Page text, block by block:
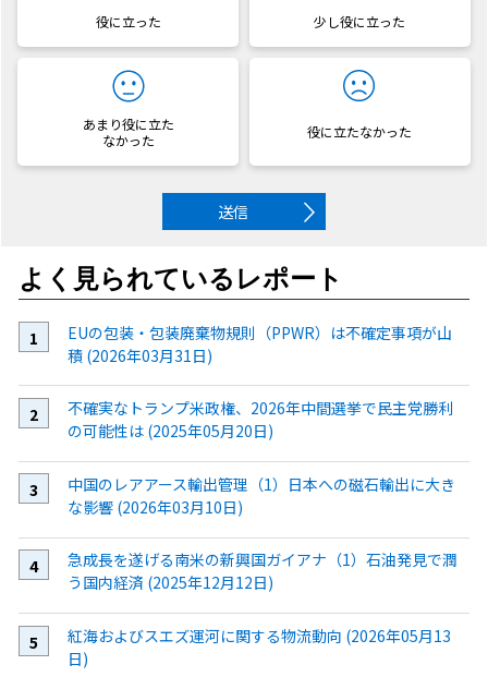
役に立った 少し役に立った
あまり役に立た
なかった
役に立たなかった
送信
よく見られているレポート
EUの包装・包装廃棄物規則（PPWR）は不確定事項が山
積 (2026年03月31日)
不確実なトランプ米政権、2026年中間選挙で民主党勝利
の可能性は (2025年05月20日)
中国のレアアース輸出管理（1）日本への磁石輸出に大き
な影響 (2026年03月10日)
急成長を遂げる南米の新興国ガイアナ（1）石油発見で潤
う国内経済 (2025年12月12日)
紅海およびスエズ運河に関する物流動向 (2026年05月13
日)